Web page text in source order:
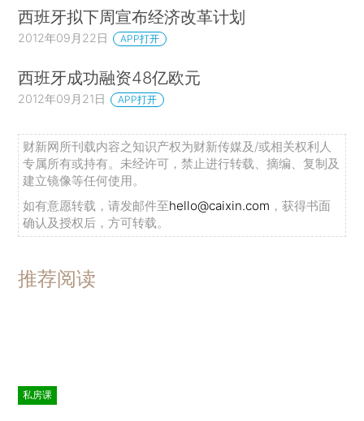
西班牙拟下周宣布经济改革计划
2012年09月22日 APP打开
西班牙成功融资48亿欧元
2012年09月21日 APP打开
财新网所刊载内容之知识产权为财新传媒及/或相关权利人
专属所有或持有。未经许可，禁止进行转载、摘编、复制及
建立镜像等任何使用。
如有意愿转载，请发邮件至hello@caixin.com ，获得书面
确认及授权后，方可转载。
推荐阅读
私房课